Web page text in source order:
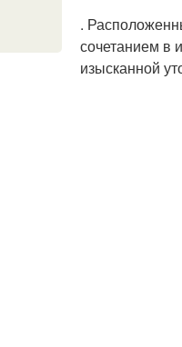
.
сочетанием в
изысканной